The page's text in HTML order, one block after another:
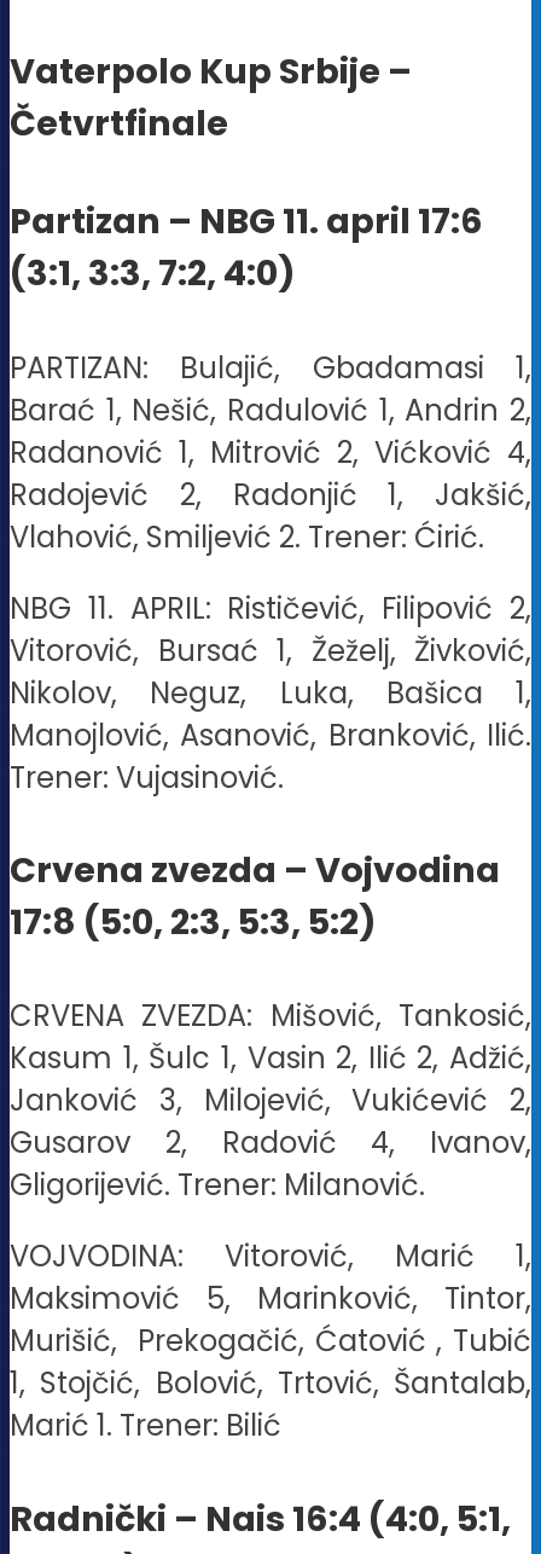
Vaterpolo Kup Srbije –
Četvrtfinale
Partizan – NBG 11. april 17:6
(3:1, 3:3, 7:2, 4:0)
PARTIZAN: Bulajić, Gbadamasi 1,
Barać 1, Nešić, Radulović 1, Andrin 2,
Radanović 1, Mitrović 2, Vićković 4,
Radojević 2, Radonjić 1, Jakšić,
Vlahović, Smiljević 2. Trener: Ćirić.
NBG 11. APRIL: Rističević, Filipović 2,
Vitorović, Bursać 1, Žeželj, Živković,
Nikolov, Neguz, Luka, Bašica 1,
Manojlović, Asanović, Branković, Ilić.
Trener: Vujasinović.
Crvena zvezda – Vojvodina
17:8 (5:0, 2:3, 5:3, 5:2)
CRVENA ZVEZDA: Mišović, Tankosić,
Kasum 1, Šulc 1, Vasin 2, Ilić 2, Adžić,
Janković 3, Milojević, Vukićević 2,
Gusarov 2, Radović 4, Ivanov,
Gligorijević. Trener: Milanović.
VOJVODINA: Vitorović, Marić 1,
Maksimović 5, Marinković, Tintor,
Murišić, Prekogačić, Ćatović , Tubić
1, Stojčić, Bolović, Trtović, Šantalab,
Marić 1. Trener: Bilić
Radnički – Nais 16:4 (4:0, 5:1,